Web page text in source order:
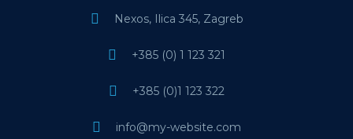
Nexos, Ilica 345, Zagreb
+385 (0) 1 123 321
+385 (0)1 123 322
info@my-website.com